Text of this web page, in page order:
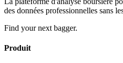
des données professionnelles sans
Find your next bagger.
Produit